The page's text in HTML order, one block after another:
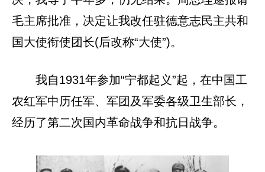
毛主席批准，决定让我改任驻德意志民主共和
国大使衔使团长(后改称“大使”)。
我自1931年参加“宁都起义”起，在中国工
农红军中历任军、军团及军委各级卫生部长，
经历了第二次国内革命战争和抗日战争。